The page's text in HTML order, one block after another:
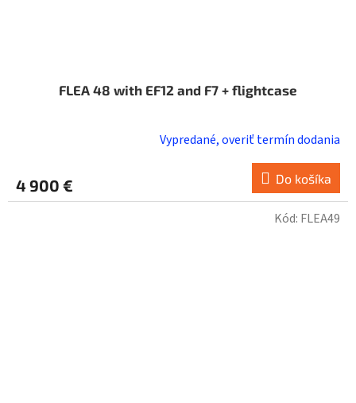
FLEA 48 with EF12 and F7 + flightcase
Vypredané, overiť termín dodania
4 900 € Do košíka
Kód: FLEA49